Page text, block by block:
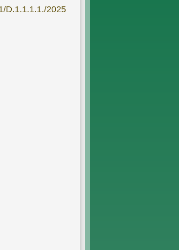
D.1.1.1.1./2025